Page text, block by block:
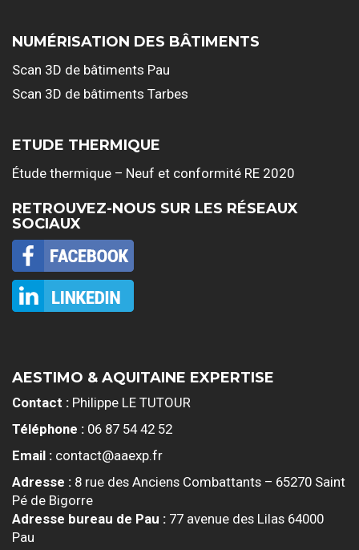
NUMÉRISATION DES BÂTIMENTS
Scan 3D de bâtiments Pau
Scan 3D de bâtiments Tarbes
ETUDE THERMIQUE
Étude thermique – Neuf et conformité RE 2020
RETROUVEZ-NOUS SUR LES RÉSEAUX
SOCIAUX
AESTIMO & AQUITAINE EXPERTISE
Contact : Philippe LE TUTOUR
Téléphone : 06 87 54 42 52
Email : contact@aaexp.fr
Adresse : 8 rue des Anciens Combattants – 65270 Saint
Pé de Bigorre
Adresse bureau de Pau : 77 avenue des Lilas 64000
Pau